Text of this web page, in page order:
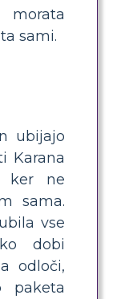
sami.
ubijajo
Karana
ker ne
sama.
vse
dobi
odloči,
paketa